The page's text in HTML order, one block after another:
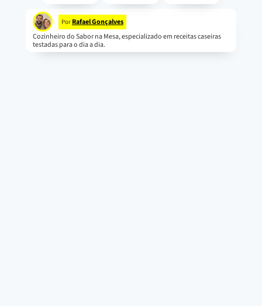
Por Rafael Gonçalves
Cozinheiro do Sabor na Mesa, especializado em receitas caseiras
testadas para o dia a dia.